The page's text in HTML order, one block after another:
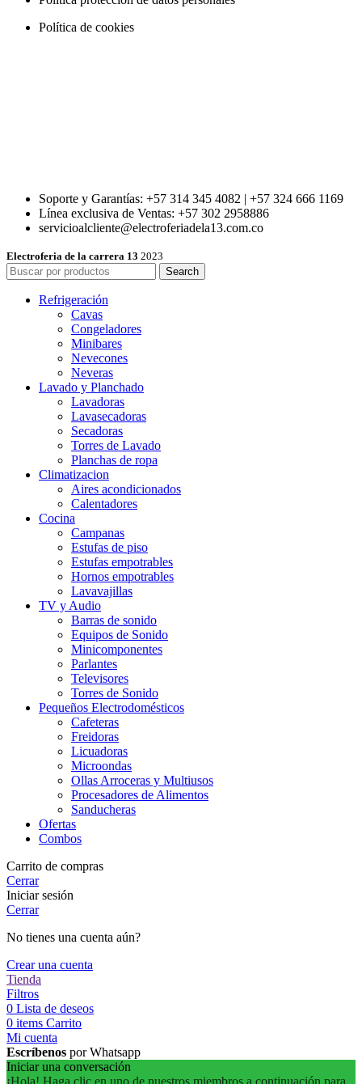
Política de cookies
Soporte y Garantías: +57 314 345 4082 | +57 324 666 1169
Línea exclusiva de Ventas: +57 302 2958886
servicioalcliente@electroferiadela13.com.co
Electroferia de la carrera 13 2023
Search
Refrigeración
Cavas
Congeladores
Minibares
Nevecones
Neveras
Lavado y Planchado
Lavadoras
Lavasecadoras
Secadoras
Torres de Lavado
Planchas de ropa
Climatizacion
Aires acondicionados
Calentadores
Cocina
Campanas
Estufas de piso
Estufas empotrables
Hornos empotrables
Lavavajillas
TV y Audio
Barras de sonido
Equipos de Sonido
Minicomponentes
Parlantes
Televisores
Torres de Sonido
Pequeños Electrodomésticos
Cafeteras
Freidoras
Licuadoras
Microondas
Ollas Arroceras y Multiusos
Procesadores de Alimentos
Sanducheras
Ofertas
Combos
Carrito de compras
Cerrar
Iniciar sesión
Cerrar
No tienes una cuenta aún?
Crear una cuenta
Tienda
Filtros
0 Lista de deseos
0 items Carrito
Mi cuenta
Escríbenos por Whatsapp
Iniciar una conversación